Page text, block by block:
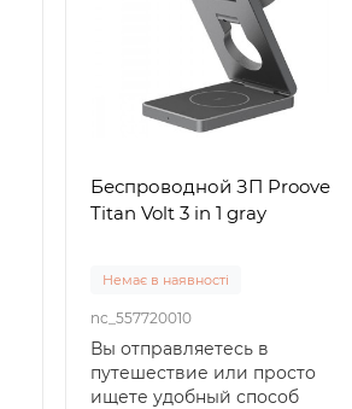
Беспроводной ЗП Proove
Titan Volt 3 in 1 gray
Немає в наявності
nc_557720010
Вы отправляетесь в
путешествие или просто
ищете удобный способ